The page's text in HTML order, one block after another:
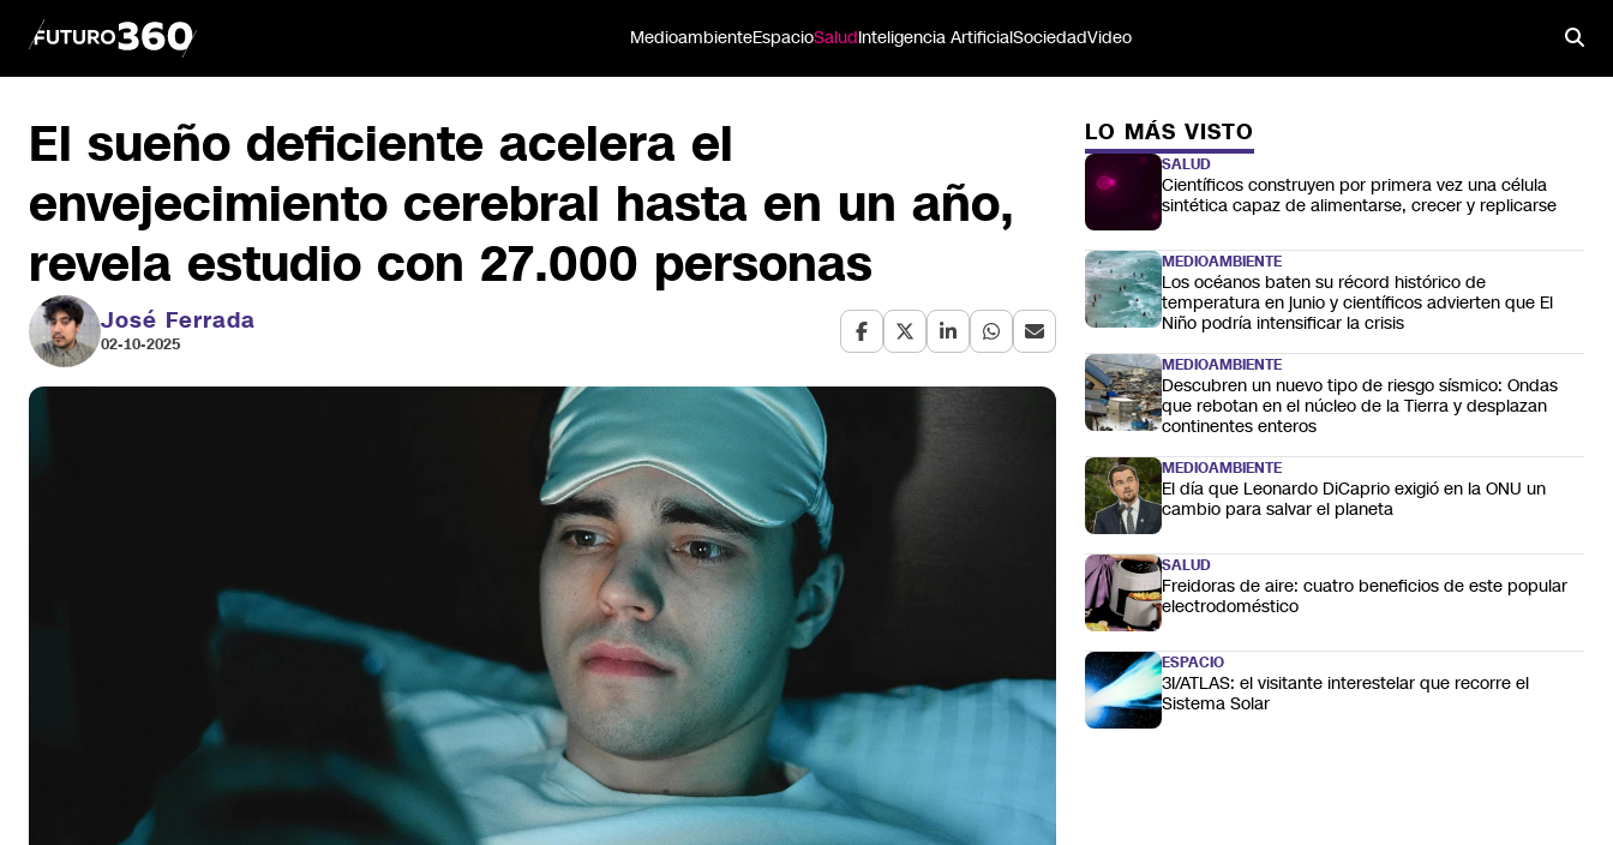
MedioambienteEspacioSaludInteligencia ArtificialSociedadVideo
El sueño deficiente acelera el
envejecimiento cerebral hasta en un año,
revela estudio con 27.000 personas
José Ferrada
02-10-2025
LO MÁS VISTO
SALUD
Científicos construyen por primera vez una célula
sintética capaz de alimentarse, crecer y replicarse
MEDIOAMBIENTE
Los océanos baten su récord histórico de
temperatura en junio y científicos advierten que El
Niño podría intensificar la crisis
MEDIOAMBIENTE
Descubren un nuevo tipo de riesgo sísmico: Ondas
que rebotan en el núcleo de la Tierra y desplazan
continentes enteros
MEDIOAMBIENTE
El día que Leonardo DiCaprio exigió en la ONU un
cambio para salvar el planeta
SALUD
Freidoras de aire: cuatro beneficios de este popular
electrodoméstico
ESPACIO
3I/ATLAS: el visitante interestelar que recorre el
Sistema Solar